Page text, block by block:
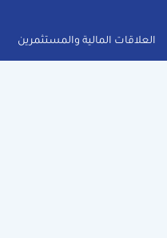
العلاقات المالية والمستثمرين